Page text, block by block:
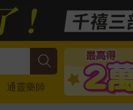
通靈藥師